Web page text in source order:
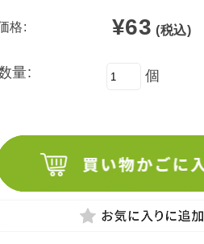
格: ¥63 (税込)
量: 個